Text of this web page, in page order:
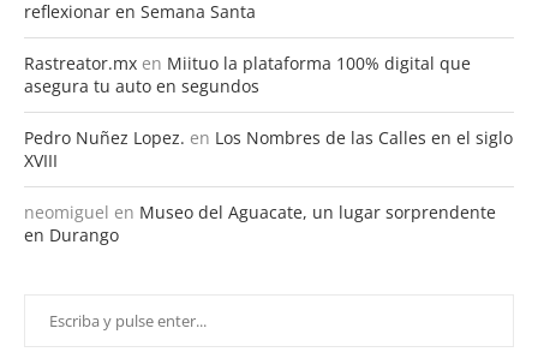
reflexionar en Semana Santa
Rastreator.mx en Miituo la plataforma 100% digital que
asegura tu auto en segundos
Pedro Nuñez Lopez. en Los Nombres de las Calles en el siglo
XVIII
neomiguel en Museo del Aguacate, un lugar sorprendente
en Durango